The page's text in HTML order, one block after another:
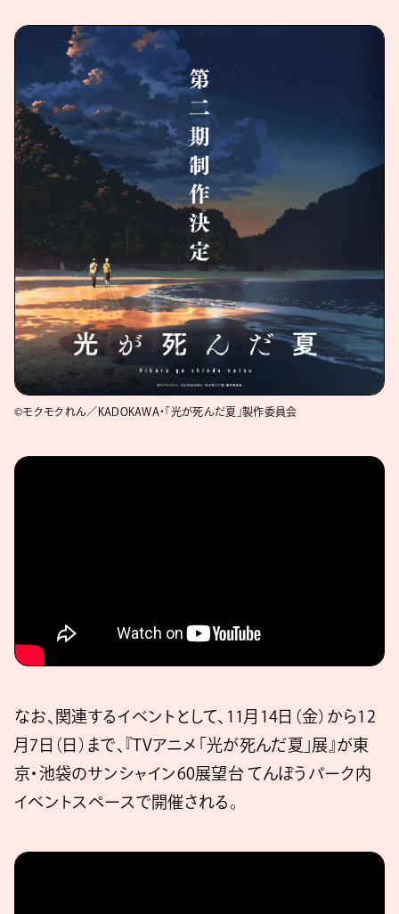
©モクモクれん／KADOKAWA・「光が死んだ夏」製作委員会
なお、関連するイベントとして、11月14日（金）から12
月7日（日）まで、『TVアニメ「光が死んだ夏」展』が東
京・池袋のサンシャイン60展望台 てんぼうパーク内
イベントスペースで開催される。